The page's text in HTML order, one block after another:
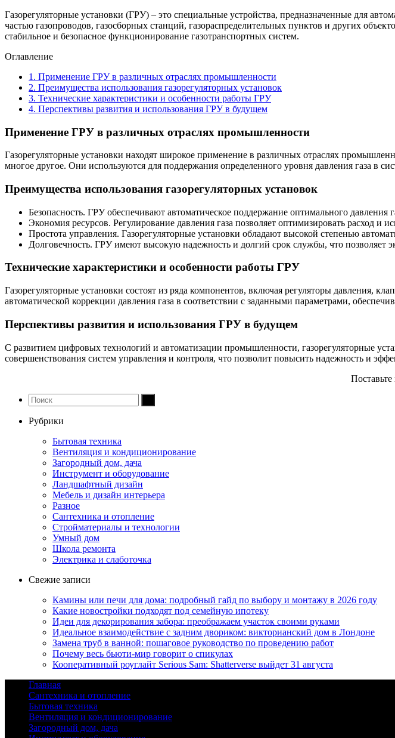
Газорегуляторные установки (ГРУ) – это специальные устройства, предназначенные для
частью газопроводов, газосборных станций, газораспределительных пунктов и других
стабильное и безопасное функционирование газотранспортных систем.
Оглавление
1. Применение ГРУ в различных отраслях промышленности
2. Преимущества использования газорегуляторных установок
3. Технические характеристики и особенности работы ГРУ
4. Перспективы развития и использования ГРУ в будущем
Применение ГРУ в различных отраслях промышленности
Газорегуляторные установки находят широкое применение в различных отраслях
многое другое. Они используются для поддержания определенного уровня давления газа в
Преимущества использования газорегуляторных установок
Безопасность. ГРУ обеспечивают автоматическое поддержание оптимального
Экономия ресурсов. Регулирование давления газа позволяет оптимизировать расход и
Простота управления. Газорегуляторные установки обладают высокой степенью
Долговечность. ГРУ имеют высокую надежность и долгий срок службы, что позволяет
Технические характеристики и особенности работы ГРУ
Газорегуляторные установки состоят из ряда компонентов, включая регуляторы давления,
автоматической коррекции давления газа в соответствии с заданными параметрами,
Перспективы развития и использования ГРУ в будущем
С развитием цифровых технологий и автоматизации промышленности, газорегуляторные
совершенствования систем управления и контроля, что позволит повысить надежность и
Рубрики
Бытовая техника
Вентиляция и кондиционирование
Загородный дом, дача
Инструмент и оборудование
Ландшафтный дизайн
Мебель и дизайн интерьера
Разное
Сантехника и отопление
Стройматериалы и технологии
Умный дом
Школа ремонта
Электрика и слаботочка
Свежие записи
Камины или печи для дома: подробный гайд по выбору и монтажу в 2026 году
Какие новостройки подходят под семейную ипотеку
Идеи для декорирования забора: преображаем участок своими руками
Идеальное взаимодействие с задним двориком: викторианский дом в Лондоне
Замена труб в ванной: пошаговое руководство по проведению работ
Почему весь бьюти-мир говорит о спикулах
Кооперативный роуглайт Serious Sam: Shatterverse выйдет 31 августа
Главная
Сантехника и отопление
Бытовая техника
Вентиляция и кондиционирование
Загородный дом, дача